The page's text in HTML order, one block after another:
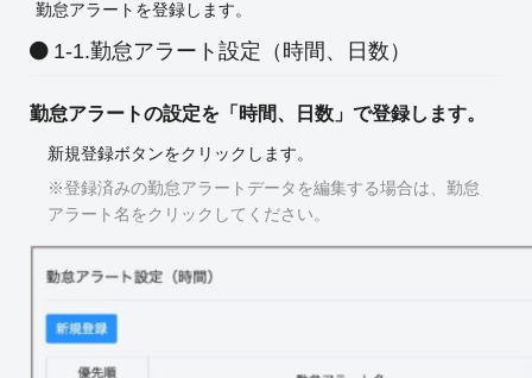
勤怠アラートを登録します。
1-1.勤怠アラート設定（時間、日数）
勤怠アラートの設定を「時間、日数」で登録します。
新規登録ボタンをクリックします。
※登録済みの勤怠アラートデータを編集する場合は、勤怠
アラート名をクリックしてください。